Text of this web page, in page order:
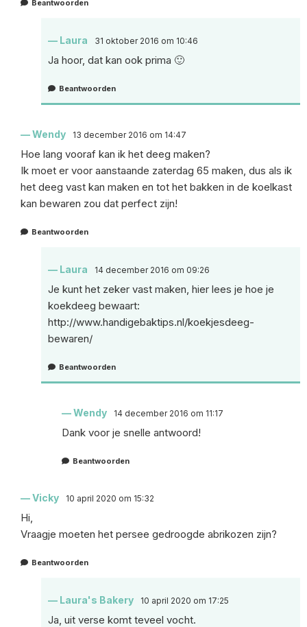
Beantwoorden
Laura 31 oktober 2016 om 10:46
Ja hoor, dat kan ook prima 🙂
Beantwoorden
Wendy 13 december 2016 om 14:47
Hoe lang vooraf kan ik het deeg maken?
Ik moet er voor aanstaande zaterdag 65 maken, dus als ik
het deeg vast kan maken en tot het bakken in de koelkast
kan bewaren zou dat perfect zijn!
Beantwoorden
Laura 14 december 2016 om 09:26
Je kunt het zeker vast maken, hier lees je hoe je
koekdeeg bewaart:
http://www.handigebaktips.nl/koekjesdeeg-
bewaren/
Beantwoorden
Wendy 14 december 2016 om 11:17
Dank voor je snelle antwoord!
Beantwoorden
Vicky 10 april 2020 om 15:32
Hi,
Vraagje moeten het persee gedroogde abrikozen zijn?
Beantwoorden
Laura's Bakery 10 april 2020 om 17:25
Ja, uit verse komt teveel vocht.